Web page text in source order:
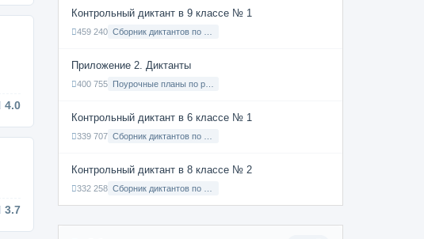
4.0
3.7
Контрольный диктант в 9 классе № 1
459 240
Приложение 2. Диктанты
400 755
Контрольный диктант в 6 классе № 1
339 707
Контрольный диктант в 8 классе № 2
332 258